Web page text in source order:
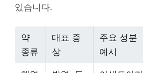
있습니다.
약
종류
대표 증
상
주요 성분
예시